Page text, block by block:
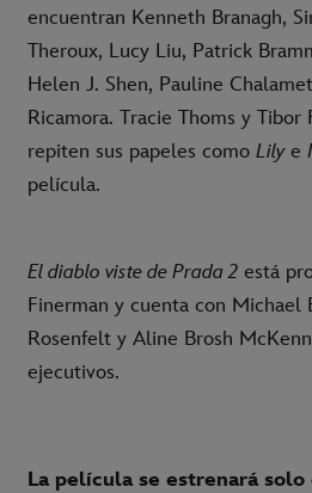
encuentran Kenneth Branagh,
Theroux, Lucy Liu, Patrick
Helen J. Shen, Pauline
Ricamora. Tracie Thoms y Tibor
repiten sus papeles como Lilye
película.
El diablo viste de Prada 2 está
Finerman y cuenta con Michael
Rosenfelt y Aline Brosh
ejecutivos.
La película se estrenará solo